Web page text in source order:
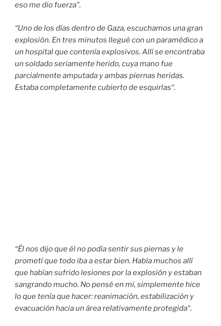
eso me dio fuerza”.
“Uno de los días dentro de Gaza, escuchamos una gran
explosión. En tres minutos llegué con un paramédico a
un hospital que contenía explosivos. Allí se encontraba
un soldado seriamente herido, cuya mano fue
parcialmente amputada y ambas piernas heridas.
Estaba completamente cubierto de esquirlas“.
“Él nos dijo que él no podía sentir sus piernas y le
prometí que todo iba a estar bien. Había muchos allí
que habían sufrido lesiones por la explosión y estaban
sangrando mucho. No pensé en mí, simplemente hice
lo que tenía que hacer: reanimación, estabilización y
evacuación hacia un área relativamente protegida“.